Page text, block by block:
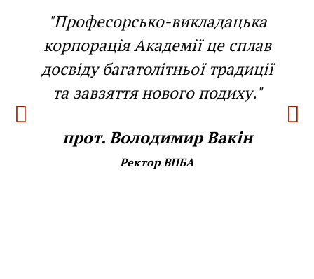
"Професорсько-викладацька
корпорація Академії це сплав
досвіду багатолітньої традиції
та завзяття нового подиху."
прот. Володимир Вакін
Ректор ВПБА